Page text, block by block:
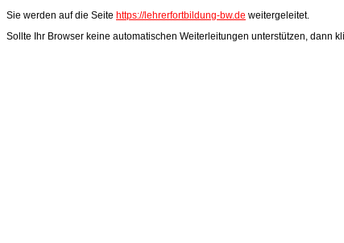
Sie werden auf die Seite https://lehrerfortbildung-bw.de weitergeleitet.
Sollte Ihr Browser keine automatischen Weiterleitungen unterstützen, dann